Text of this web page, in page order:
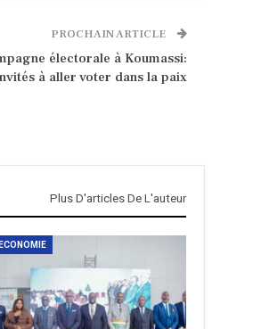
PROCHAIN ARTICLE
électorale à Koumassi:
à aller voter dans la paix
Plus D'articles De L'auteur
ECONOMIE